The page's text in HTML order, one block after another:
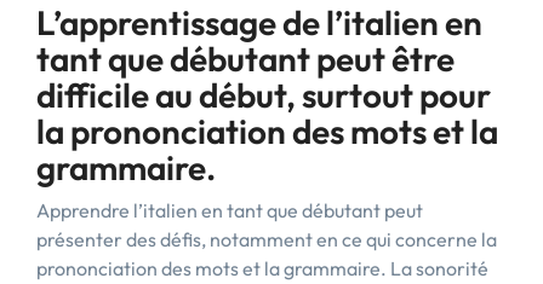
L’apprentissage de l’italien en
tant que débutant peut être
difficile au début, surtout pour
la prononciation des mots et la
grammaire.
Apprendre l’italien en tant que débutant peut
présenter des défis, notamment en ce qui concerne la
prononciation des mots et la grammaire. La sonorité